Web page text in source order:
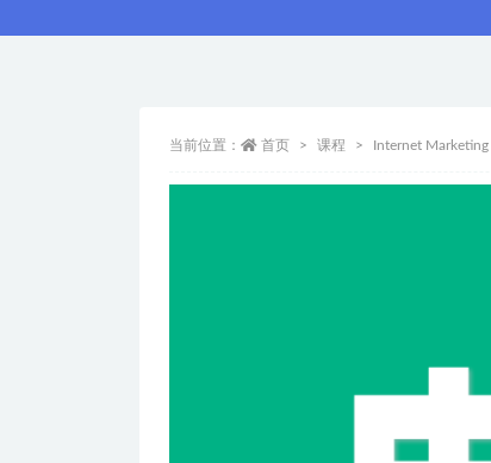
当前位置： 首页 课程 Internet Marketing